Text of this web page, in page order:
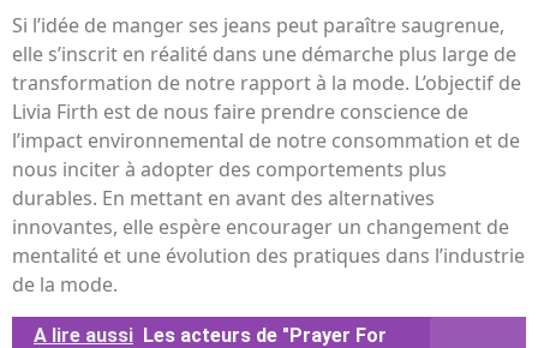
Si l’idée de manger ses jeans peut paraître saugrenue,
elle s’inscrit en réalité dans une démarche plus large de
transformation de notre rapport à la mode. L’objectif de
Livia Firth est de nous faire prendre conscience de
l’impact environnemental de notre consommation et de
nous inciter à adopter des comportements plus
durables. En mettant en avant des alternatives
innovantes, elle espère encourager un changement de
mentalité et une évolution des pratiques dans l’industrie
de la mode.
A lire aussi Les acteurs de "Prayer For